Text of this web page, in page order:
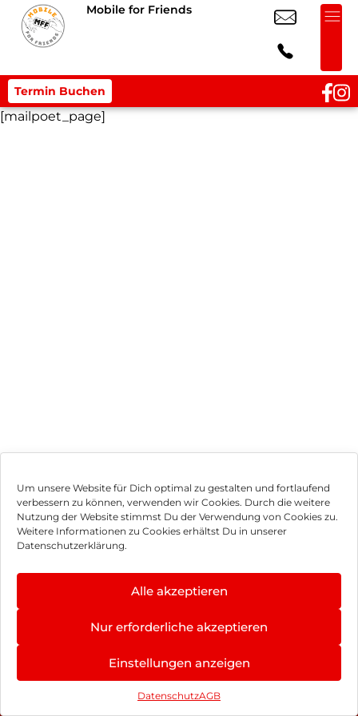
Um unsere Website für Dich optimal zu gestalten und fortlaufend
verbessern zu können, verwenden wir Cookies. Durch die weitere
Nutzung der Website stimmst Du der Verwendung von Cookies zu.
Weitere Informationen zu Cookies erhältst Du in unserer
Datenschutzerklärung.
Alle akzeptieren
Nur erforderliche akzeptieren
Einstellungen anzeigen
DatenschutzAGB
Mobile for Friends
Termin Buchen
[mailpoet_page]
Impressum
Hinweis zur Batterieentsorgung
Newsletter
, Brodos AG – All Rights Reserved.
★★★★★